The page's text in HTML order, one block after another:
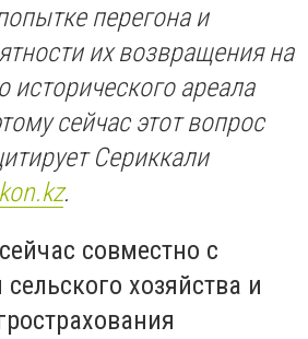
перегона и
их возвращения на
исторического ареала
сейчас этот вопрос
Сериккали
.
совместно с
хозяйства и